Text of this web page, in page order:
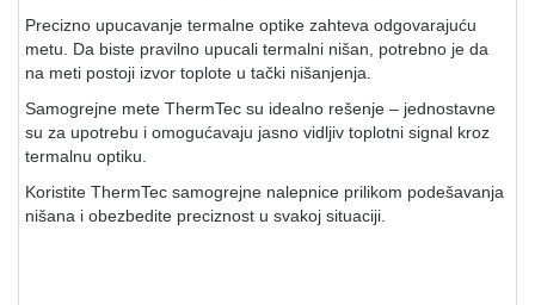
Precizno upucavanje termalne optike zahteva odgovarajuću
metu. Da biste pravilno upucali termalni nišan, potrebno je da
na meti postoji izvor toplote u tački nišanjenja.
Samogrejne mete ThermTec su idealno rešenje – jednostavne
su za upotrebu i omogućavaju jasno vidljiv toplotni signal kroz
termalnu optiku.
Koristite ThermTec samogrejne nalepnice prilikom podešavanja
nišana i obezbedite preciznost u svakoj situaciji.